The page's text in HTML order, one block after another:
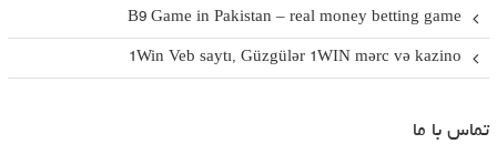
B9 Game in Pakistan – real money betting game
1Win Veb saytı, Güzgülər 1WIN mərc və kazino
تماس با ما